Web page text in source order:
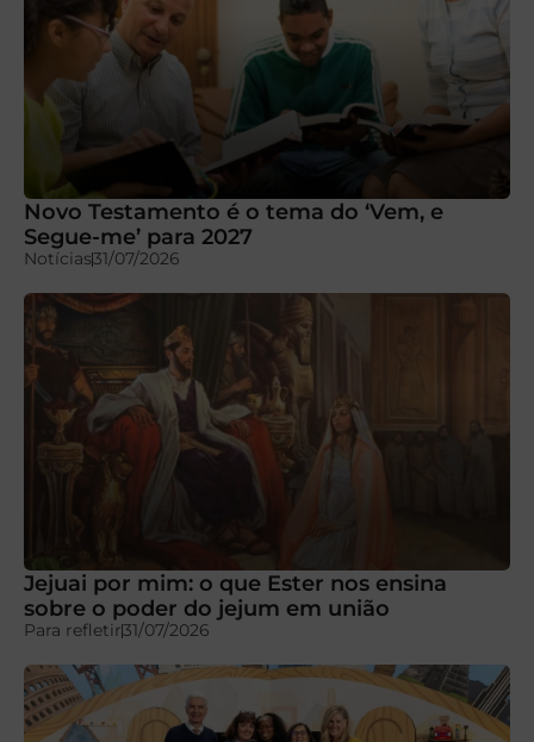
Novo Testamento é o tema do ‘Vem, e
Segue-me’ para 2027
Notícias31/07/2026
Jejuai por mim: o que Ester nos ensina
sobre o poder do jejum em união
Para refletir31/07/2026